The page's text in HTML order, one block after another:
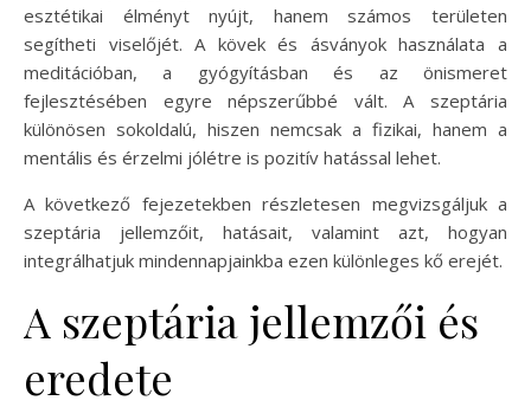
esztétikai élményt nyújt, hanem számos területen
segítheti viselőjét. A kövek és ásványok használata a
meditációban, a gyógyításban és az önismeret
fejlesztésében egyre népszerűbbé vált. A szeptária
különösen sokoldalú, hiszen nemcsak a fizikai, hanem a
mentális és érzelmi jólétre is pozitív hatással lehet.
A következő fejezetekben részletesen megvizsgáljuk a
szeptária jellemzőit, hatásait, valamint azt, hogyan
integrálhatjuk mindennapjainkba ezen különleges kő erejét.
A szeptária jellemzői és
eredete